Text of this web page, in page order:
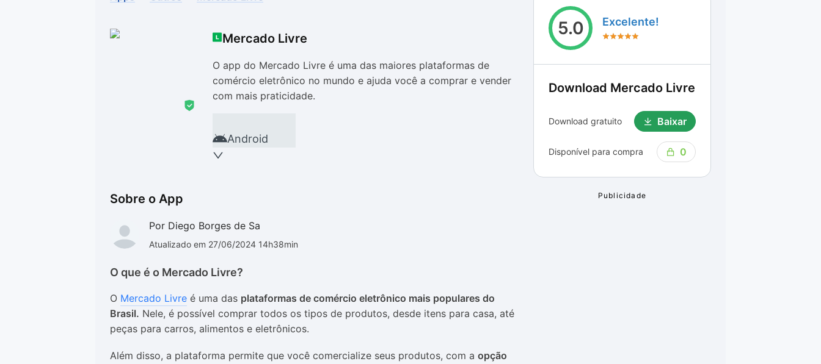
Mercado Livre
O app do Mercado Livre é uma das maiores plataformas de
comércio eletrônico no mundo e ajuda você a comprar e vender
com mais praticidade.
Android
Sobre o App
Por Diego Borges de Sa
Atualizado em 27/06/2024 14h38min
O que é o Mercado Livre?
O Mercado Livre é uma das plataformas de comércio eletrônico mais populares do
Brasil. Nele, é possível comprar todos os tipos de produtos, desde itens para casa, até
peças para carros, alimentos e eletrônicos.
Além disso, a plataforma permite que você comercialize seus produtos, com a opção
5.0 Excelente!
Download Mercado Livre
Download gratuito Baixar
Disponível para compra 0